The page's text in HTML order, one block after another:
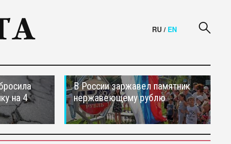
RU / EN
на 4
В России заржавел памятник
нержавеющему рублю